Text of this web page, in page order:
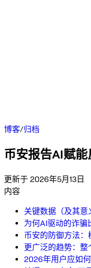
博客/归档
币安报告AI赋
更新于 2026年5月13日
内容
关键数据（及其意
为何AI驱动的诈骗
币安的防御方法：
更广泛的趋势：
2026年用户应如